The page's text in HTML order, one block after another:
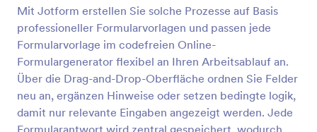
Mit Jotform erstellen Sie solche Prozesse auf Basis
professioneller Formularvorlagen und passen jede
Formularvorlage im codefreien Online-
Formulargenerator flexibel an Ihren Arbeitsablauf an.
Über die Drag-and-Drop-Oberfläche ordnen Sie Felder
neu an, ergänzen Hinweise oder setzen bedingte logik,
damit nur relevante Eingaben angezeigt werden. Jede
Formularantwort wird zentral gespeichert, wodurch
Wochen Checkliste
Wochen Checkliste über allgemeinen Zustand des
Geschäftes